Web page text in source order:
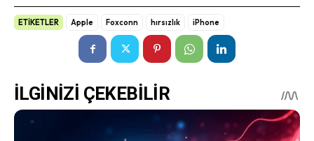
ETİKETLER Apple Foxconn hırsızlık iPhone